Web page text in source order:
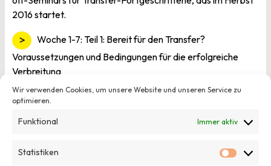
Wir verwenden Cookies, um unsere Website und unseren Service zu
optimieren.
Funktional Immer aktiv
Statistiken
2016 startet.
Woche 1-7: Teil 1: Bereit für den Transfer?
Voraussetzungen und Bedingungen für die erfolgreiche
Verbreitung
Woche 8-13: Teil 2: Viele Wege führen nach Rom. Die
Die nächsten Schritte im Transfer.